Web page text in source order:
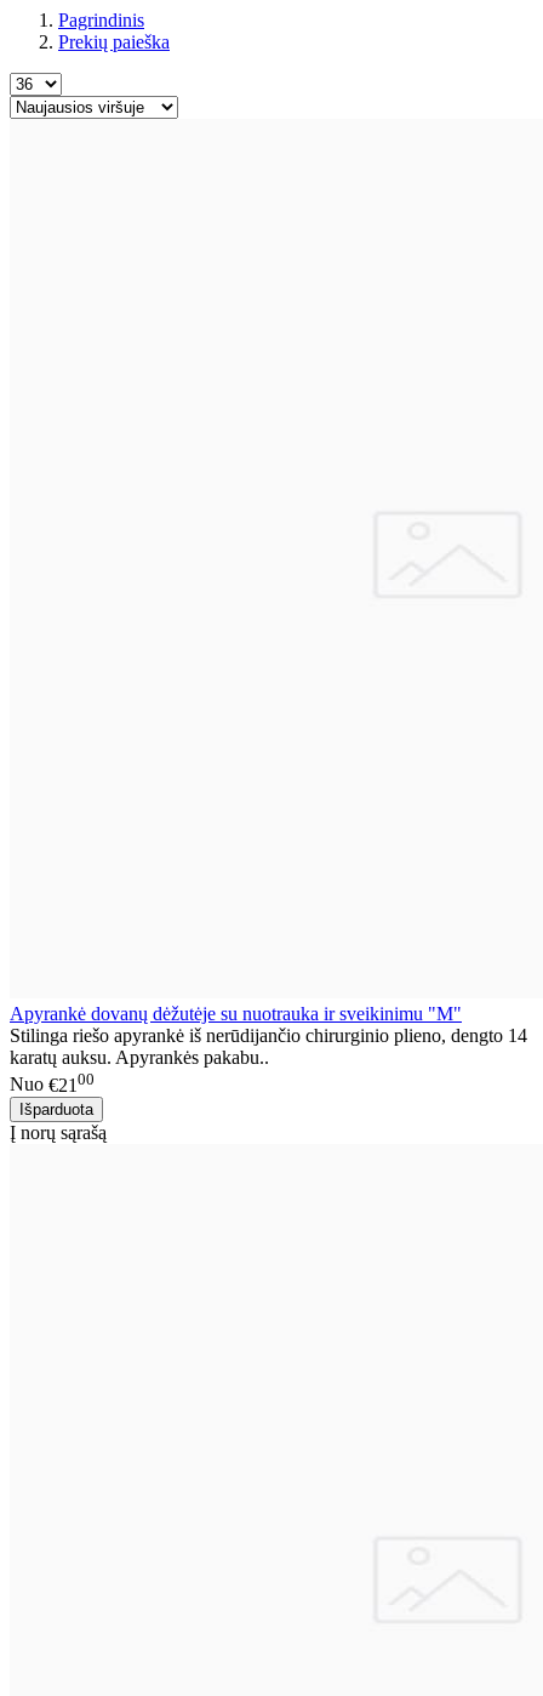
Pagrindinis
Prekių paieška
Apyrankė dovanų dėžutėje su nuotrauka ir sveikinimu "M"
Stilinga riešo apyrankė iš nerūdijančio chirurginio plieno, dengto 14
karatų auksu. Apyrankės pakabu..
Nuo €21 00
Į norų sąrašą